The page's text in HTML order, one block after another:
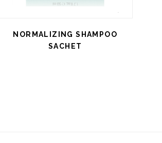
NORMALIZING SHAMPOO
SACHET